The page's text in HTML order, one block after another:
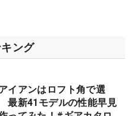
ング
イアンはロフト角で選
新41モデルの性能早見